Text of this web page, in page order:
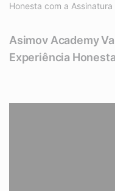
Honesta com a
Asimov Academy
Experiência